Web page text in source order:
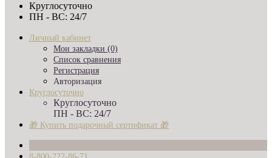
Круглосуточно
ПН - ВС: 24/7
Личный кабинет
Мои закладки (0)
Список сравнения
Регистрация
Авторизация
Круглосуточно
Круглосуточно
ПН - ВС: 24/7
🎁 Купить подарочный сертификат 🎁